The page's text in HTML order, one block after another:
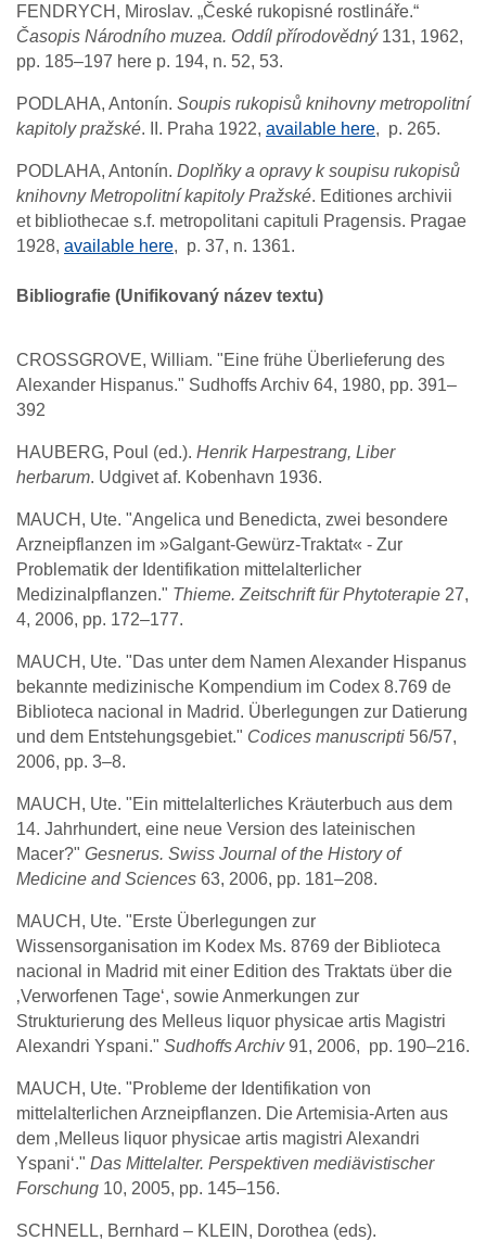
FENDRYCH, Miroslav. „České rukopisné rostlináře.“
Časopis Národního muzea. Oddíl přírodovědný131, 1962,
pp. 185–197 here p. 194, n. 52, 53.
PODLAHA, Antonín. Soupis rukopisů knihovny metropolitní
kapitoly pražské. II. Praha 1922, available here, p. 265.
PODLAHA, Antonín. Doplňky a opravy k soupisu rukopisů
knihovny Metropolitní kapitoly Pražské. Editiones archivii
et bibliothecae s.f. metropolitani capituli Pragensis. Pragae
1928, available here, p. 37, n. 1361.
Bibliografie (Unifikovaný název textu)
CROSSGROVE, William. "Eine frühe Überlieferung des
Alexander Hispanus." Sudhoffs Archiv 64, 1980, pp. 391–
392
HAUBERG, Poul (ed.). Henrik Harpestrang, Liber
herbarum. Udgivet af. Kobenhavn 1936.
MAUCH, Ute. "Angelica und Benedicta, zwei besondere
Arzneipflanzen im »Galgant-Gewürz-Traktat« - Zur
Problematik der Identifikation mittelalterlicher
Medizinalpflanzen." Thieme. Zeitschrift für Phytoterapie 27,
4, 2006, pp. 172–177.
MAUCH, Ute. "Das unter dem Namen Alexander Hispanus
bekannte medizinische Kompendium im Codex 8.769 de
Biblioteca nacional in Madrid. Überlegungen zur Datierung
und dem Entstehungsgebiet." Codices manuscripti 56/57,
2006, pp. 3–8.
MAUCH, Ute. "Ein mittelalterliches Kräuterbuch aus dem
14. Jahrhundert, eine neue Version des lateinischen
Macer?" Gesnerus. Swiss Journal of the History of
Medicine and Sciences 63, 2006, pp. 181–208.
MAUCH, Ute. "Erste Überlegungen zur
Wissensorganisation im Kodex Ms. 8769 der Biblioteca
nacional in Madrid mit einer Edition des Traktats über die
‚Verworfenen Tage‘, sowie Anmerkungen zur
Strukturierung des Melleus liquor physicae artis Magistri
Alexandri Yspani." Sudhoffs Archiv91, 2006, pp. 190–216.
MAUCH, Ute. "Probleme der Identifikation von
mittelalterlichen Arzneipflanzen. Die Artemisia-Arten aus
dem ‚Melleus liquor physicae artis magistri Alexandri
Yspani‘." Das Mittelalter. Perspektiven mediävistischer
Forschung 10, 2005, pp. 145–156.
SCHNELL, Bernhard – KLEIN, Dorothea (eds).